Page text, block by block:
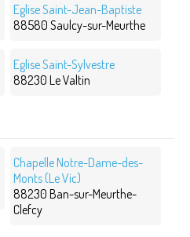
Eglise Saint-Jean-Baptiste
88580 Saulcy-sur-Meurthe
Eglise Saint-Sylvestre
88230 Le Valtin
Chapelle Notre-Dame-des-
Monts (Le Vic)
88230 Ban-sur-Meurthe-
Clefcy